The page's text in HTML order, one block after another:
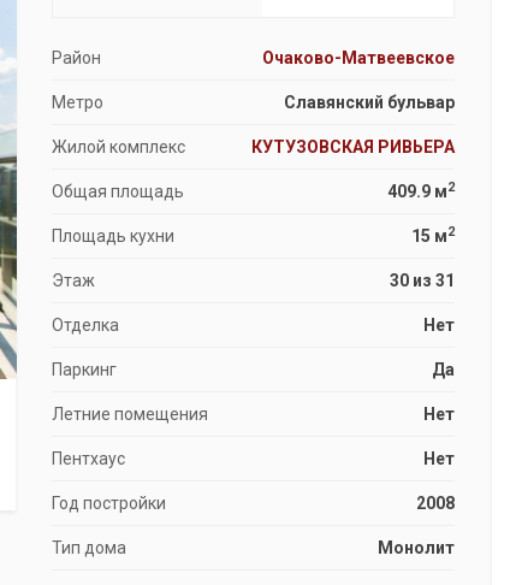
свободного назначения
Район Очаково-Матвеевское
Метро Славянский бульвар
Жилой комплекс КУТУЗОВСКАЯ РИВЬЕРА
Общая площадь 409.9 м2
Площадь кухни 15 м2
Этаж 30 из 31
Отделка Нет
Паркинг Да
Летние помещения Нет
Пентхаус Нет
Год постройки 2008
Тип дома Монолит